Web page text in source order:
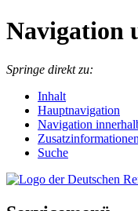
Navigation
Springe direkt zu:
Inhalt
Hauptnavigation
Navigation
Zusatzinformationen
Suche